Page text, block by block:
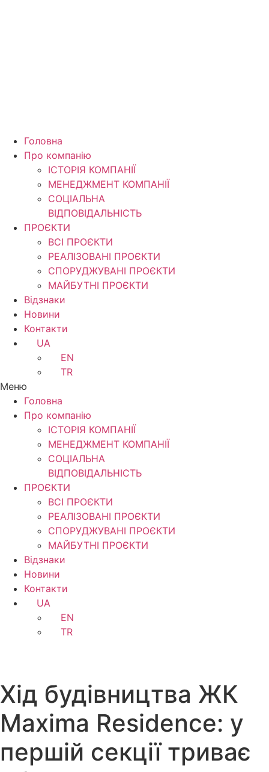
Головна
Про компанію
ІСТОРІЯ КОМПАНІЇ
МЕНЕДЖМЕНТ КОМПАНІЇ
CОЦІАЛЬНА
ВІДПОВІДАЛЬНІСТЬ
ПРОЄКТИ
ВСІ ПРОЄКТИ
РЕАЛІЗОВАНІ ПРОЄКТИ
СПОРУДЖУВАНІ ПРОЄКТИ
МАЙБУТНІ ПРОЄКТИ
Відзнаки
Новини
Контакти
UA
EN
TR
Меню
Головна
Про компанію
ІСТОРІЯ КОМПАНІЇ
МЕНЕДЖМЕНТ КОМПАНІЇ
CОЦІАЛЬНА
ВІДПОВІДАЛЬНІСТЬ
ПРОЄКТИ
ВСІ ПРОЄКТИ
РЕАЛІЗОВАНІ ПРОЄКТИ
СПОРУДЖУВАНІ ПРОЄКТИ
МАЙБУТНІ ПРОЄКТИ
Відзнаки
Новини
Контакти
UA
EN
TR
Хід будівництва ЖК
Maxima Residence: у
першій секції триває